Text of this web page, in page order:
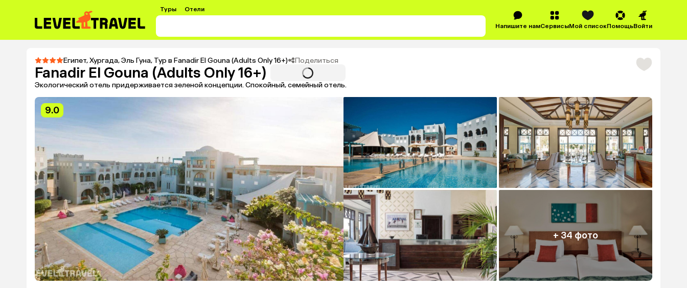
Туры Отели
Напишите намСервисыМой списокПомощьВойти
Египет,Хургада,Эль Гуна, Тур в Fanadir El Gouna (Adults Only 16+) Поделиться
Fanadir El Gouna (Adults Only 16+)
Экологический отель придерживается зеленой концепции. Спокойный, семейный отель.
9.0
+ 34 фото